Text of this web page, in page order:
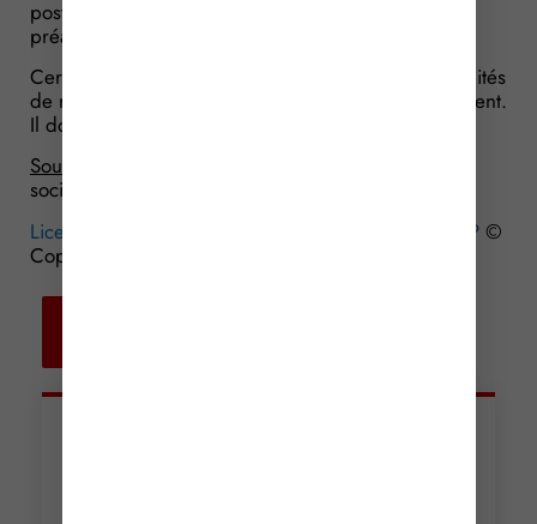
postes de reclassement au cours de l’entretien
préalable, l’employeur a agi trop tard.
Certes, convient à son tour le juge, mais les possibilités
de reclassement s’apprécient à la date du licenciement.
Il donne donc raison à l’employeur.
Source :
sociale, du 9 mai 2018, n° 16-16583
Licenciement économique : un reclassement tardif ? ©
Copyright WebLex – 2018